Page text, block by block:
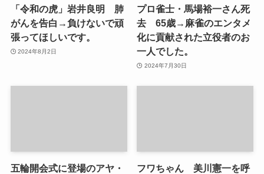
「令和の虎」岩井良明 肺
がんを告白→負けないで頑
張ってほしいです。
2024年8月2日
プロ雀士・馬場裕一さん死
去 65歳→麻雀のエンタメ
化に貢献された立役者のお
一人でした。
2024年7月30日
五輪開会式に登場のアヤ・
フワちゃん 美川憲一を呼